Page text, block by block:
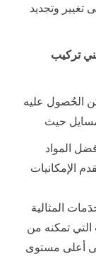
تغيير وتجديد
تركيب
الحُصول عليه
حيث
المواد
الإمكانيات
المثالية
تمكنه من
أعلى مستوى